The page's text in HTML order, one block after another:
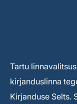
Tartu
kirjanduslinna
Kirjanduse Selts.